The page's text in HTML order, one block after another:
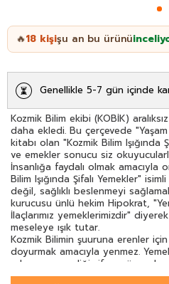
🔥18 kişişu an bu ürünü
Genellikle 5-7 gün içinde
Kozmik Bilim ekibi (KOBİK)
daha ekledi. Bu çerçevede
kitabı olan "Kozmik Bilim Işığında
ve emekler sonucu siz
İnsanlığa faydalı olmak amacıyla
Bilim Işığında Şifalı Yemekler"
değil, sağlıklı beslenmeyi
kurucusu ünlü hekim Hipokrat,
İlaçlarımız yemeklerimizdir"
meseleye ışık tutar.
Kozmik Bilimin şuuruna erenler
doyurmak amacıyla yenmez.
ruhumuza verdiği şifası göz
unutulamaz.